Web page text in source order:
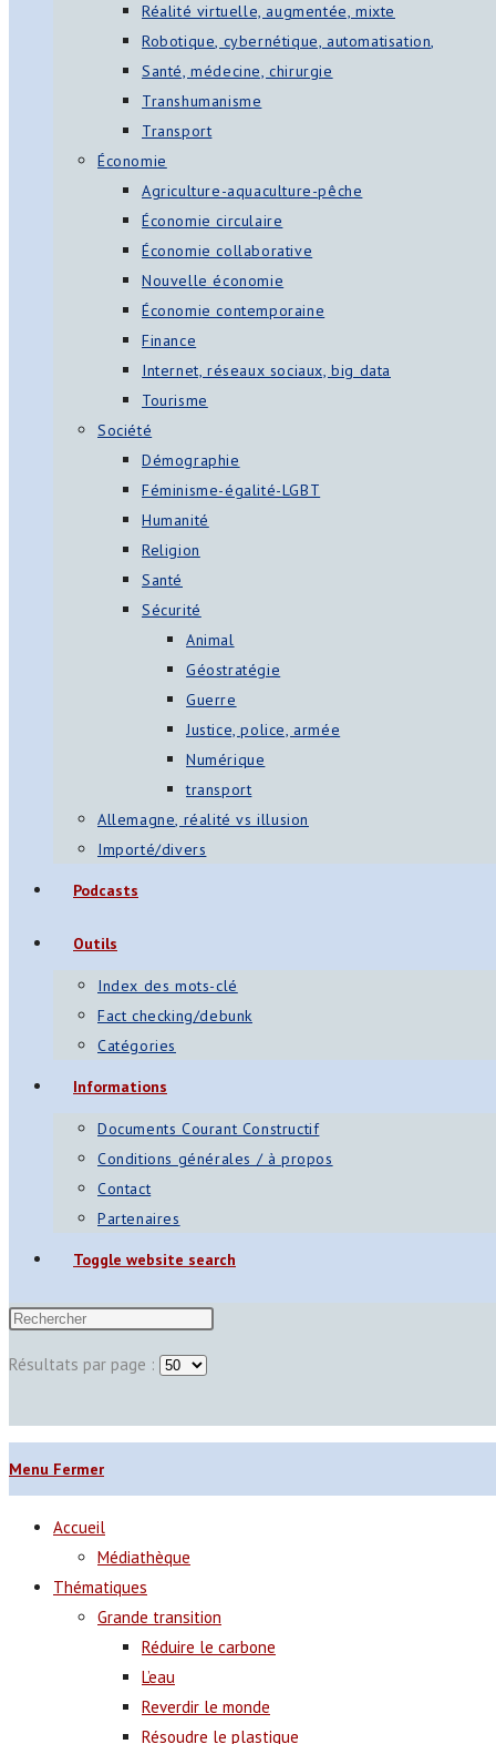
Réalité virtuelle, augmentée, mixte
Robotique, cybernétique, automatisation,
Santé, médecine, chirurgie
Transhumanisme
Transport
Économie
Agriculture-aquaculture-pêche
Économie circulaire
Économie collaborative
Nouvelle économie
Économie contemporaine
Finance
Internet, réseaux sociaux, big data
Tourisme
Société
Démographie
Féminisme-égalité-LGBT
Humanité
Religion
Santé
Sécurité
Animal
Géostratégie
Guerre
Justice, police, armée
Numérique
transport
Allemagne, réalité vs illusion
Importé/divers
Podcasts
Outils
Index des mots-clé
Fact checking/debunk
Catégories
Informations
Documents Courant Constructif
Conditions générales / à propos
Contact
Partenaires
Toggle website search
Résultats par page :
Menu Fermer
Accueil
Médiathèque
Thématiques
Grande transition
Réduire le carbone
L’eau
Reverdir le monde
Résoudre le plastique